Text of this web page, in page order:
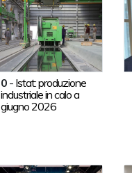
0 - Istat: produzione
industriale in calo a
giugno 2026